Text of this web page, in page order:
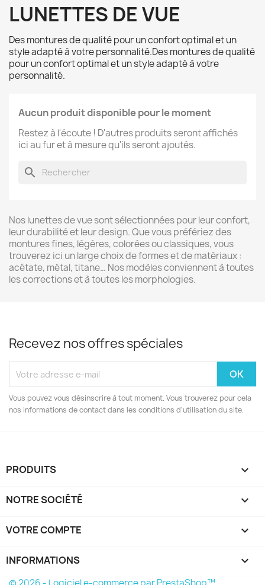
LUNETTES DE VUE
Des montures de qualité pour un confort optimal et un
style adapté à votre personnalité.Des montures de qualité
pour un confort optimal et un style adapté à votre
personnalité.
Aucun produit disponible pour le moment
Restez à l'écoute ! D'autres produits seront affichés
ici au fur et à mesure qu'ils seront ajoutés.
search
Nos lunettes de vue sont sélectionnées pour leur confort,
leur durabilité et leur design. Que vous préfériez des
montures fines, légères, colorées ou classiques, vous
trouverez ici un large choix de formes et de matériaux :
acétate, métal, titane… Nos modèles conviennent à toutes
les corrections et à toutes les morphologies.
Recevez nos offres spéciales
Vous pouvez vous désinscrire à tout moment. Vous trouverez pour cela
nos informations de contact dans les conditions d'utilisation du site.
PRODUITS 
NOTRE SOCIÉTÉ 
VOTRE COMPTE 
INFORMATIONS keyboard_arrow_down